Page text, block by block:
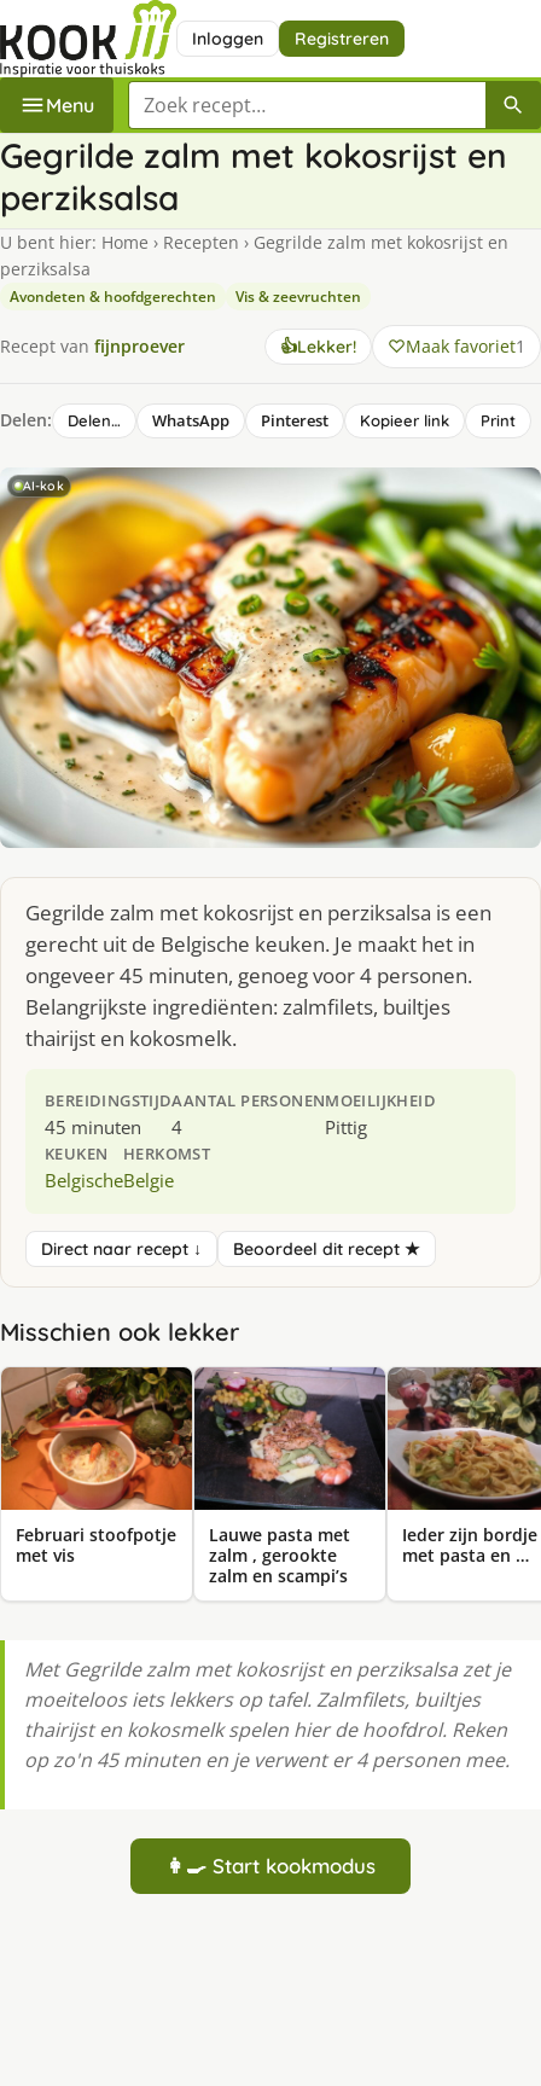
Inloggen Registreren
Menu Zoek een recept
Gegrilde zalm met kokosrijst en
perziksalsa
U bent hier: Home › Recepten › Gegrilde zalm met kokosrijst en
perziksalsa
Avondeten & hoofdgerechten Vis & zeevruchten
Recept van fijnproever 👍Lekker! Maak favoriet1
Delen: Delen… WhatsApp Pinterest Kopieer link Print
AI-kok
Gegrilde zalm met kokosrijst en perziksalsa is een
gerecht uit de Belgische keuken. Je maakt het in
ongeveer 45 minuten, genoeg voor 4 personen.
Belangrijkste ingrediënten: zalmfilets, builtjes
thairijst en kokosmelk.
BEREIDINGSTIJD
45 minuten
AANTAL PERSONEN
4
MOEILIJKHEID
Pittig
KEUKEN
Belgische
HERKOMST
Belgie
Direct naar recept ↓ Beoordeel dit recept ★
Misschien ook lekker
Februari stoofpotje
met vis
Lauwe pasta met
zalm , gerookte
zalm en scampi’s
Ieder zijn bordje
met pasta en …
Met Gegrilde zalm met kokosrijst en perziksalsa zet je
moeiteloos iets lekkers op tafel. Zalmfilets, builtjes
thairijst en kokosmelk spelen hier de hoofdrol. Reken
op zo'n 45 minuten en je verwent er 4 personen mee.
👩‍🍳 Start kookmodus